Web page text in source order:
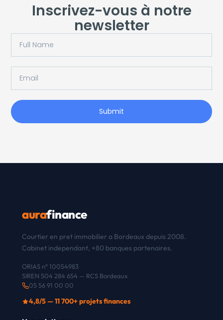
Inscrivez-vous à notre
newsletter
Submit
aurafinance
Courtier en pret immobilier a Bordeaux depuis 2008.
Cabinet independant, +80 banques partenaires.
ORIAS n° 10054983
SIREN 504 284 654 — RCS Bordeaux
05 56 91 00 00
4,8/5 — 11 700+ projets finances